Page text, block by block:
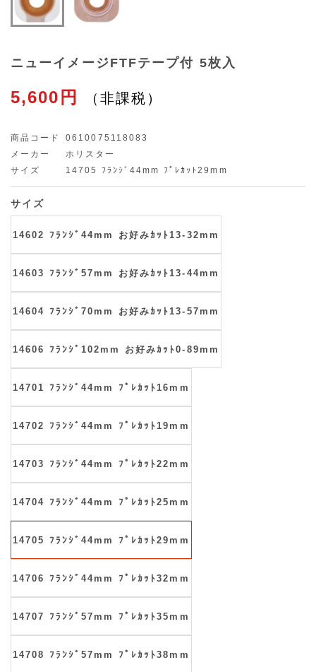
ニューイメージFTFテープ付 5枚入
5,600円
商品コード
0610075118083
メーカー
ホリスター
サイズ
14705 ﾌﾗﾝｼﾞ44mm ﾌﾟﾚｶｯﾄ29mm
サイズ
14602 ﾌﾗﾝｼﾞ44mm お好みｶｯﾄ13-32mm
14603 ﾌﾗﾝｼﾞ57mm お好みｶｯﾄ13-44mm
14604 ﾌﾗﾝｼﾞ70mm お好みｶｯﾄ13-57mm
14606 ﾌﾗﾝｼﾞ102mm お好みｶｯﾄ0-89mm
14701 ﾌﾗﾝｼﾞ44mm ﾌﾟﾚｶｯﾄ16mm
14702 ﾌﾗﾝｼﾞ44mm ﾌﾟﾚｶｯﾄ19mm
14703 ﾌﾗﾝｼﾞ44mm ﾌﾟﾚｶｯﾄ22mm
14704 ﾌﾗﾝｼﾞ44mm ﾌﾟﾚｶｯﾄ25mm
14705 ﾌﾗﾝｼﾞ44mm ﾌﾟﾚｶｯﾄ29mm
14706 ﾌﾗﾝｼﾞ44mm ﾌﾟﾚｶｯﾄ32mm
14707 ﾌﾗﾝｼﾞ57mm ﾌﾟﾚｶｯﾄ35mm
14708 ﾌﾗﾝｼﾞ57mm ﾌﾟﾚｶｯﾄ38mm